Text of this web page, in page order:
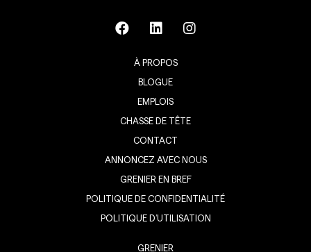
À PROPOS
BLOGUE
EMPLOIS
CHASSE DE TÊTE
CONTACT
ANNONCEZ AVEC NOUS
GRENIER EN BREF
POLITIQUE DE CONFIDENTIALITÉ
POLITIQUE D’UTILISATION
GRENIER